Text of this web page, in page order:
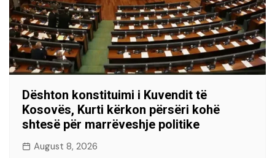
Dështon konstituimi i Kuvendit të
Kosovës, Kurti kërkon përsëri kohë
shtesë për marrëveshje politike
August 8, 2026